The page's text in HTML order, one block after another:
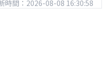
時間：2026-08-08 16:30:58